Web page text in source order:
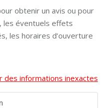
obtenir un avis ou pour
les éventuels effets
les horaires d’ouverture
des informations inexactes